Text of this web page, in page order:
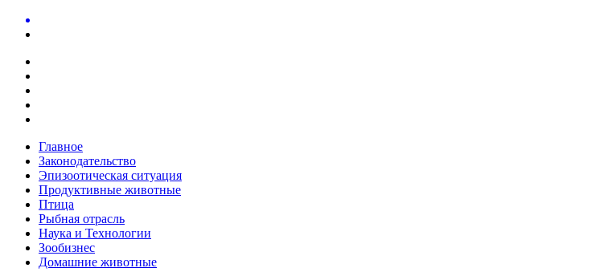
Главное
Законодательство
Эпизоотическая ситуация
Продуктивные животные
Птица
Рыбная отрасль
Наука и Технологии
Зообизнес
Домашние животные